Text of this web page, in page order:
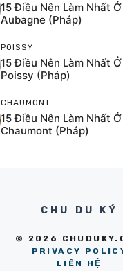
15 Điều Nên Làm Nhất Ở
Aubagne (Pháp)
POISSY
15 Điều Nên Làm Nhất Ở
Poissy (Pháp)
CHAUMONT
15 Điều Nên Làm Nhất Ở
Chaumont (Pháp)
CHU DU KÝ
© 2026
PRIVACY
LIÊN HỆ